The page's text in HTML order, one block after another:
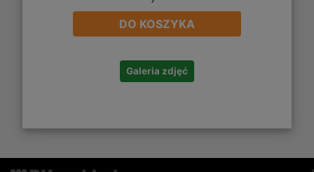
DO KOSZYKA
Galeria zdjęć